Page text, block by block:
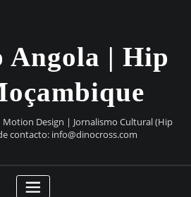
Angola | Hip
Motion Design | Jornalismo Cultural (Hip
contacto: info@dinocross.com